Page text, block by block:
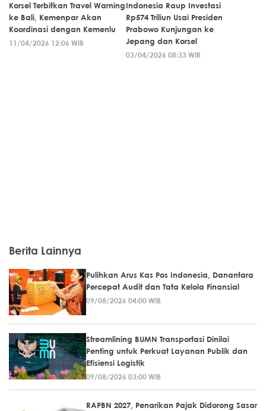
Korsel Terbitkan Travel Warning
ke Bali, Kemenpar Akan
Koordinasi dengan Kemenlu
11/04/2026 12:06 WIB
Indonesia Raup Investasi
Rp574 Triliun Usai Presiden
Prabowo Kunjungan ke
Jepang dan Korsel
03/04/2026 08:33 WIB
Berita Lainnya
Pulihkan Arus Kas Pos Indonesia, Danantara
Percepat Audit dan Tata Kelola Finansial
09/08/2026 04:00 WIB
Streamlining BUMN Transportasi Dinilai
Penting untuk Perkuat Layanan Publik dan
Efisiensi Logistik
09/08/2026 03:00 WIB
RAPBN 2027, Penarikan Pajak Didorong Sasar